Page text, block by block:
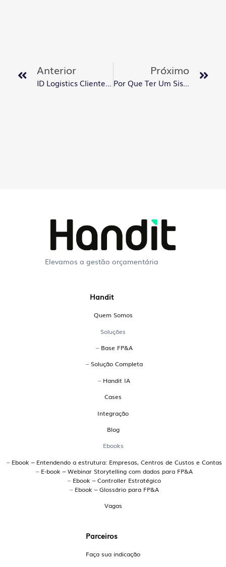
Anterior
ID Logistics Cliente Handit Desde 2022
Próximo
Por Que Ter Um Sistema Específico Para O Planejar O Orçamento?
Elevamos a gestão orçamentária
Perguntas Frequentes
sobre a Handit
O que é uma plataforma EPM?
Trata-se de uma plataforma que integra planejamento,
orçamento, forecast, análises de desempenho e reporting
em um só ambiente. A Handit é uma plataforma EPM
precisam de uma gestão financeira colaborativa,
conectada ao ERP e com múltiplos cenários de
Quais os principais sistemas
brasileiros para planejamento
orçamentário?
planejamento orçamentário, utilizada por grandes
promover colaboração entre áreas. Outras opções
Handit
Quem Somos
Soluções
– Base FP&A
–Solução Completa
– Handit IA
Cases
Integração
Blog
Ebooks
– Ebook – Entendendo a estrutura: Empresas, Centros de Custos e Contas
– E-book – Webinar Storytelling com dados para FP&A
– Ebook – Controller Estratégico
– Ebook – Glossário para FP&A
Vagas
Parceiros
Faça sua indicação